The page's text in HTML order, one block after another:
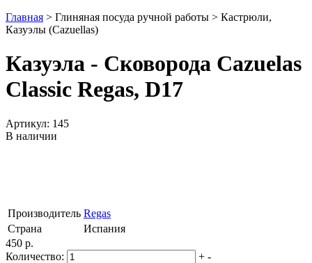
Главная > Глиняная посуда ручной работы > Кастрюли,
Казуэлы (Cazuellas)
Казуэла - Сковорода Cazuelas
Classic Regas, D17
Артикул: 145
В наличии
Производитель Regas
Страна
Испания
450 р.
Количество:
+ -